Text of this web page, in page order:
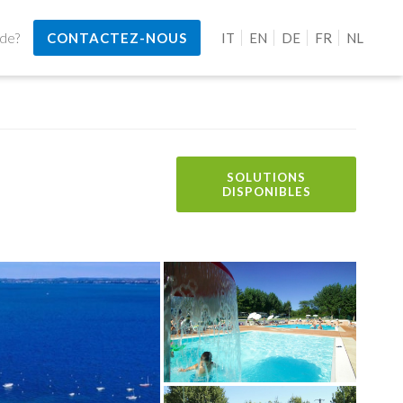
CONTACTEZ-NOUS IT EN DE FR NL
SOLUTIONS
DISPONIBLES